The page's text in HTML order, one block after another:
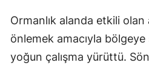
Ormanlık alanda etkili olan
önlemek amacıyla
yoğun çalışma yürüttü.